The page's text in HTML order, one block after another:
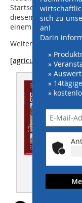
Startschuss für den
diesem Frühjahr
einem Finale in
Weitere
sich zu
an!
Darin
»
»
»
»
»